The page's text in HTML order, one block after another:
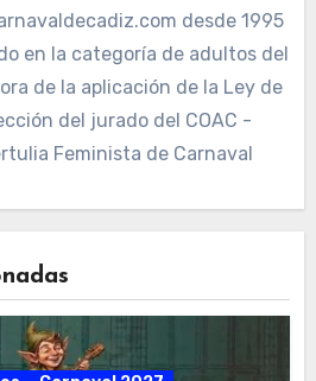
desde 1995
en la categoría de adultos del
de la aplicación de la Ley de
del jurado del COAC -
Feminista de Carnaval